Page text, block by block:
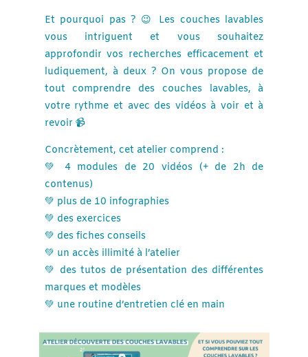
Et pourquoi pas ? 😉 Les couches lavables
vous intriguent et vous souhaitez
approfondir vos recherches efficacement et
ludiquement, à deux ? On vous propose de
tout comprendre des couches lavables, à
votre rythme et avec des vidéos à voir et à
revoir 📹
Concrètement, cet atelier comprend :
💚 4 modules de 20 vidéos (+ de 2h de
contenus)
💚 plus de 10 infographies
💚 des exercices
💚 des fiches conseils
💚 un accès illimité à l’atelier
💚 des tutos de présentation des différentes
marques et modèles
💚 une routine d’entretien clé en main